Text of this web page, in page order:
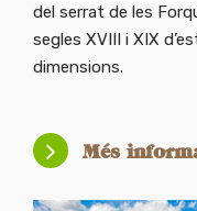
del serrat de les
segles XVIII i XIX
dimensions.
Més